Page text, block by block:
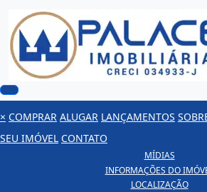
× COMPRAR ALUGAR LANÇAMENTOS
SEU IMÓVEL CONTATO
MÍDIAS
INFORMAÇÕES DO
LOCALIZAÇÃO